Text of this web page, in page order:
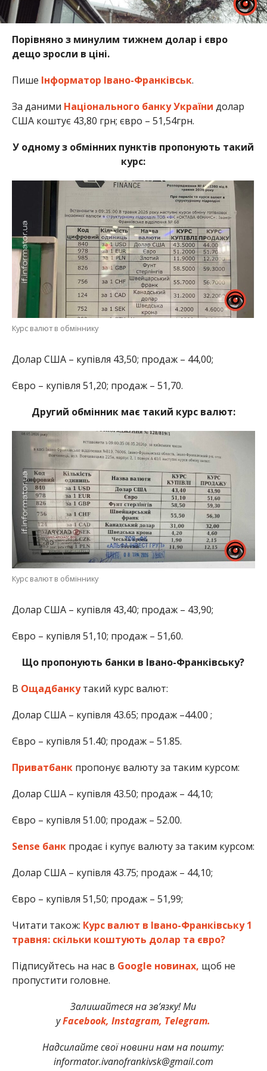
Порівняно з минулим тижнем долар і євро
дещо зросли в ціні.
Пише Інформатор Івано-Франківськ.
За даними Національного банку України долар
США коштує 43,80 грн; євро – 51,54грн.
У одному з обмінних пунктів пропонують такий
курс:
Курс валют в обміннику
Долар США – купівля 43,50; продаж – 44,00;
Євро – купівля 51,20; продаж – 51,70.
Другий обмінник має такий курс валют:
Курс валют в обміннику
Долар США – купівля 43,40; продаж – 43,90;
Євро – купівля 51,10; продаж – 51,60.
Що пропонують банки в Івано-Франківську?
В Ощадбанкутакий курс валют:
Долар США – купівля 43.65; продаж –44.00 ;
Євро – купівля 51.40; продаж – 51.85.
Приватбанкпропонує валюту за таким курсом:
Долар США – купівля 43.50; продаж – 44,10;
Євро – купівля 51.00; продаж – 52.00.
Sense банкпродає і купує валюту за таким курсом:
Долар США – купівля 43.75; продаж – 44,10;
Євро – купівля 51,50; продаж – 51,99;
Читати також: Курс валют в Івано-Франківську 1
травня: скільки коштують долар та євро?
Підписуйтесь на нас в Google новинах, щоб не
пропустити головне.
Залишайтеся на зв’язку! Ми
уFacebook, Instagram, Telegram.
Надсилайте свої новини нам на пошту:
informator.ivanofrankivsk@gmail.com